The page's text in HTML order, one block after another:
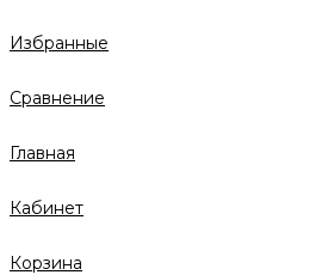
Избранные
Сравнение
Главная
Кабинет
Корзина